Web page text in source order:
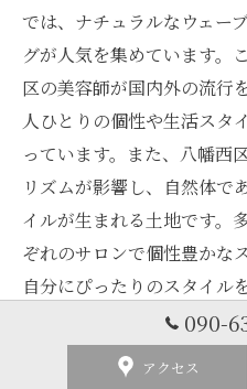
では、ナチュラルなウェー
グが人気を集めています。
区の美容師が国内外の流行
人ひとりの個性や生活スタ
っています。また、八幡西
リズムが影響し、自然体で
イルが生まれる土地です。
ぞれのサロンで個性豊かな
自分にぴったりのスタイル
います。八幡西区の美容室
やニーズに合ったトレンド
090-
アクセス